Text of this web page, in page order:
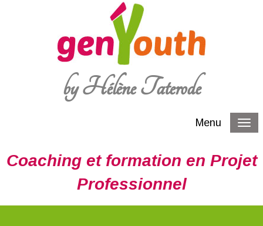
by Hélène Taterode
Menu
Coaching et formation en Projet
Professionnel